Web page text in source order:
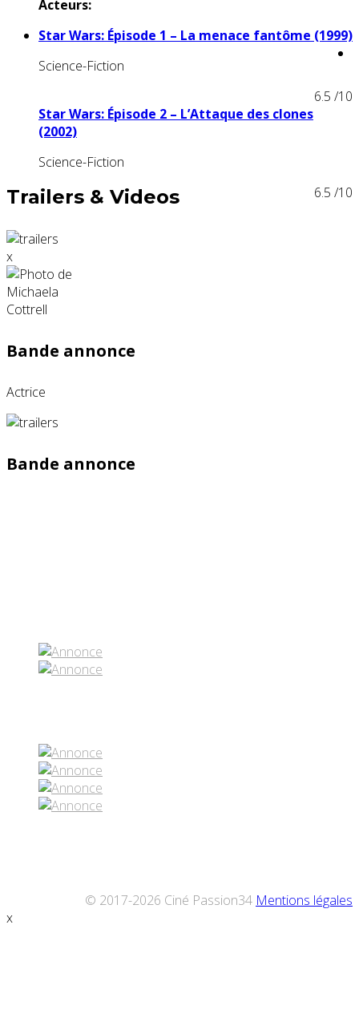
Acteurs:
Star Wars: Épisode 1 – La menace fantôme (1999)
Science-Fiction
6.5 /10
Star Wars: Épisode 2 – L’Attaque des clones
(2002)
Science-Fiction
6.5 /10
Trailers & Videos
x
Bande annonce
Actrice
Bande annonce
© 2017-2026 Ciné Passion34 Mentions légales
x